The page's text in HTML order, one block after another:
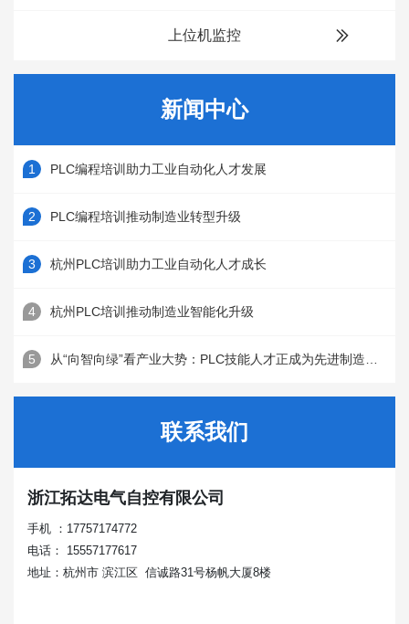
上位机监控
新闻中心
PLC编程培训助力工业自动化人才发展
PLC编程培训推动制造业转型升级
杭州PLC培训助力工业自动化人才成长
杭州PLC培训推动制造业智能化升级
从“向智向绿”看产业大势：PLC技能人才正成为先进制造的关键支点
联系我们
浙江拓达电气自控有限公司
手机 ：17757174772
电话： 15557177617
地址：杭州市 滨江区 信诚路31号杨帆大厦8楼